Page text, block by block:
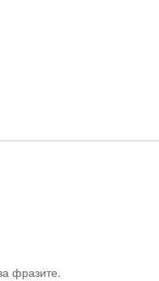
фразите.